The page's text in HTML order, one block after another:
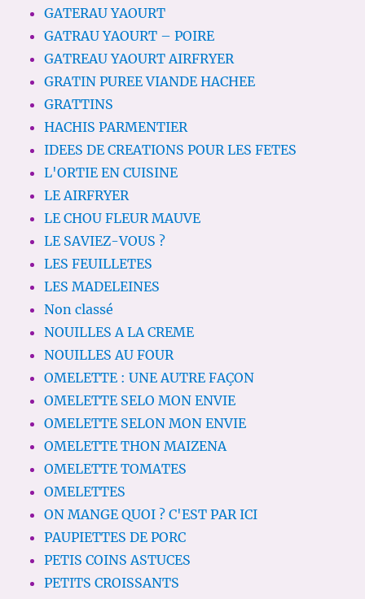
GATERAU YAOURT
GATRAU YAOURT – POIRE
GATREAU YAOURT AIRFRYER
GRATIN PUREE VIANDE HACHEE
GRATTINS
HACHIS PARMENTIER
IDEES DE CREATIONS POUR LES FETES
L'ORTIE EN CUISINE
LE AIRFRYER
LE CHOU FLEUR MAUVE
LE SAVIEZ-VOUS ?
LES FEUILLETES
LES MADELEINES
Non classé
NOUILLES A LA CREME
NOUILLES AU FOUR
OMELETTE : UNE AUTRE FAÇON
OMELETTE SELO MON ENVIE
OMELETTE SELON MON ENVIE
OMELETTE THON MAIZENA
OMELETTE TOMATES
OMELETTES
ON MANGE QUOI ? C'EST PAR ICI
PAUPIETTES DE PORC
PETIS COINS ASTUCES
PETITS CROISSANTS